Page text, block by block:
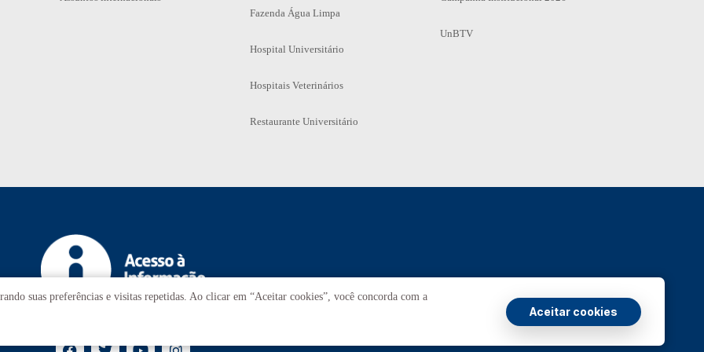
Fazenda Água Limpa
Hospital Universitário
Hospitais Veterinários
Restaurante Universitário
UnBTV
Transparência e Prestação de Contas
suas preferências e visitas repetidas. Ao clicar em “Aceitar cookies”, você concorda com a
Aceitar cookies